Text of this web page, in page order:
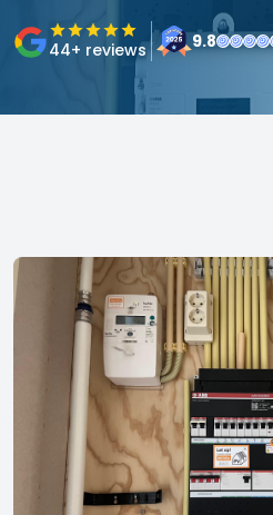
44+ reviews 9.8